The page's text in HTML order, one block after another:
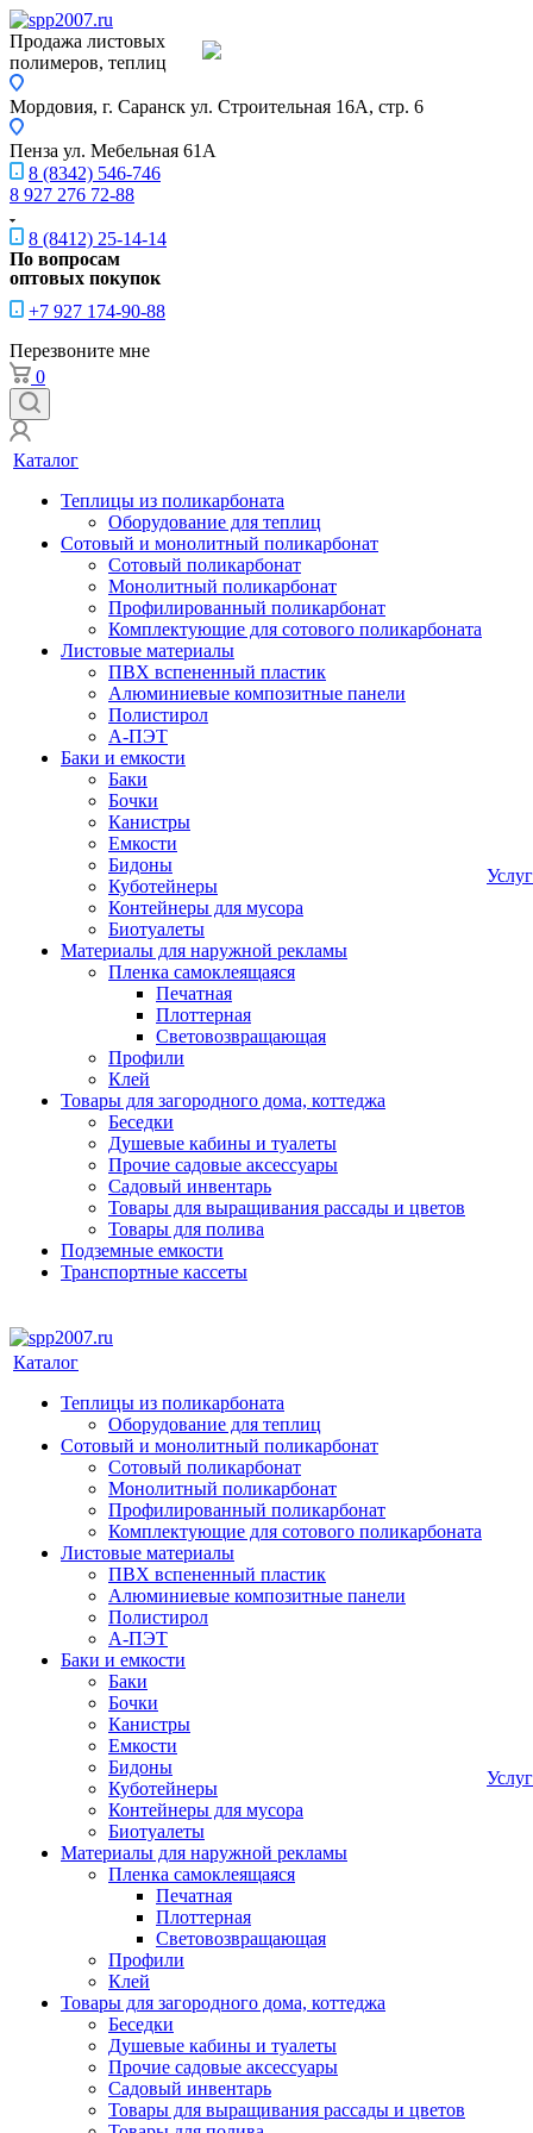
Продажа листовых
полимеров, теплиц
Мордовия, г. Саранск ул. Строительная 16A, стр. 6
Пенза ул. Мебельная 61А
8 (8342) 546-746
8 927 276 72-88
8 (8412) 25-14-14
По вопросам
оптовых покупок
+7 927 174-90-88
Перезвоните мне
0
Каталог
Теплицы из поликарбоната
Оборудование для теплиц
Сотовый и монолитный поликарбонат
Сотовый поликарбонат
Монолитный поликарбонат
Профилированный поликарбонат
Комплектующие для сотового поликарбоната
Листовые материалы
ПВХ вспененный пластик
Алюминиевые композитные панели
Полистирол
А-ПЭТ
Баки и емкости
Баки
Бочки
Канистры
Емкости
Бидоны
Куботейнеры
Контейнеры для мусора
Биотуалеты
Материалы для наружной рекламы
Пленка самоклеящаяся
Печатная
Плоттерная
Световозвращающая
Профили
Клей
Товары для загородного дома, коттеджа
Беседки
Душевые кабины и туалеты
Прочие садовые аксессуары
Садовый инвентарь
Товары для выращивания рассады и цветов
Товары для полива
Подземные емкости
Транспортные кассеты
Каталог
Теплицы из поликарбоната
Оборудование для теплиц
Сотовый и монолитный поликарбонат
Сотовый поликарбонат
Монолитный поликарбонат
Профилированный поликарбонат
Комплектующие для сотового поликарбоната
Листовые материалы
ПВХ вспененный пластик
Алюминиевые композитные панели
Полистирол
А-ПЭТ
Баки и емкости
Баки
Бочки
Канистры
Емкости
Бидоны
Куботейнеры
Контейнеры для мусора
Биотуалеты
Материалы для наружной рекламы
Пленка самоклеящаяся
Печатная
Плоттерная
Световозвращающая
Профили
Клей
Товары для загородного дома, коттеджа
Беседки
Душевые кабины и туалеты
Прочие садовые аксессуары
Садовый инвентарь
Товары для выращивания рассады и цветов